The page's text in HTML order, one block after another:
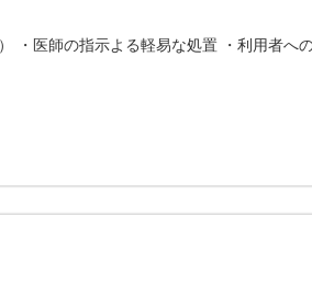
・医師の指示よる軽易な処置 ・利用者へ